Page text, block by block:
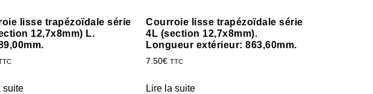
lisse trapézoïdale série
12,7x8mm) L.
suite
Courroie lisse trapézoïdale série
4L (section 12,7x8mm).
Longueur extérieur: 863,60mm.
7.50€ TTC
Lire la suite